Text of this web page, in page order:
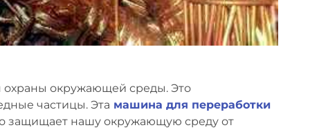
окружающей среды. Это
частицы. Эта машина для переработки
защищает нашу окружающую среду от